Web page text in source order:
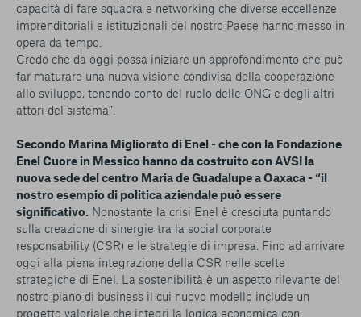
capacità di fare squadra e networking che diverse eccellenze
imprenditoriali e istituzionali del nostro Paese hanno messo in
opera da tempo.
Credo che da oggi possa iniziare un approfondimento che può
far maturare una nuova visione condivisa della cooperazione
allo sviluppo, tenendo conto del ruolo delle ONG e degli altri
attori del sistema”.
Secondo Marina Migliorato di Enel - che con la Fondazione
Enel Cuore in Messico hanno da costruito con AVSI la
nuova sede del centro Maria de Guadalupe a Oaxaca - “il
nostro esempio di politica aziendale può essere
significativo. Nonostante la crisi Enel è cresciuta puntando
sulla creazione di sinergie tra la social corporate
responsability (CSR) e le strategie di impresa. Fino ad arrivare
oggi alla piena integrazione della CSR nelle scelte
strategiche di Enel. La sostenibilità è un aspetto rilevante del
nostro piano di business il cui nuovo modello include un
progetto valoriale che integri la logica economica con